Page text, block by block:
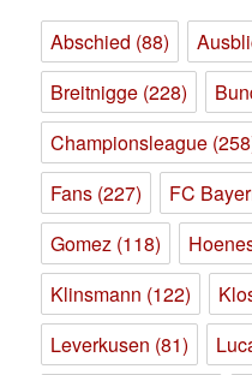
Abschied (88)
Breitnigge (228)
Championsleague
Fans (227) FC
Gomez (118)
Klinsmann (122)
Leverkusen (81)